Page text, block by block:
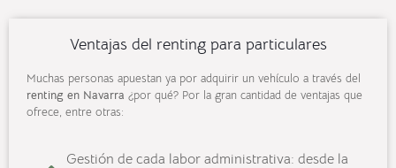
Ventajas del renting para particulares
Muchas personas apuestan ya por adquirir un vehículo a través del
renting en Navarra ¿por qué? Por la gran cantidad de ventajas que
ofrece, entre otras:
Gestión de cada labor administrativa: desde la